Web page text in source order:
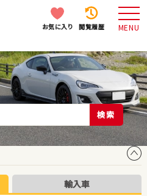
お気に入り 閲覧履歴 MENU
検索
輸入車